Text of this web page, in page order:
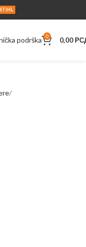
STIHL
podrška 0 0,00